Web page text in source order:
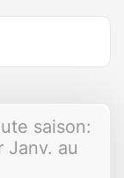
saison:
Janv. au